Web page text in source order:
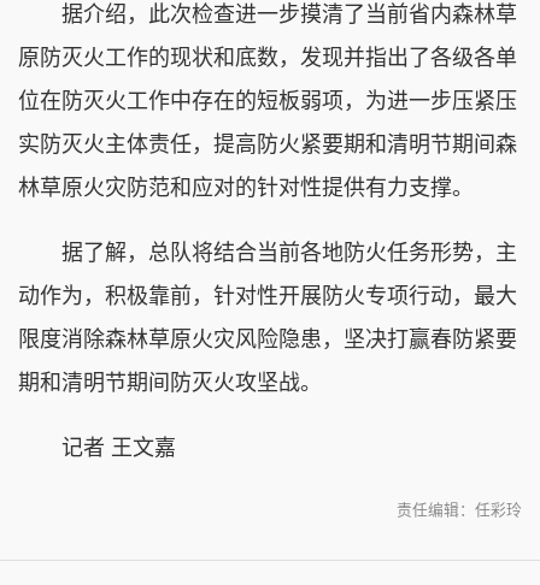
据介绍，此次检查进一步摸清了当前省内森林草
原防灭火工作的现状和底数，发现并指出了各级各单
位在防灭火工作中存在的短板弱项，为进一步压紧压
实防灭火主体责任，提高防火紧要期和清明节期间森
林草原火灾防范和应对的针对性提供有力支撑。
据了解，总队将结合当前各地防火任务形势，主
动作为，积极靠前，针对性开展防火专项行动，最大
限度消除森林草原火灾风险隐患，坚决打赢春防紧要
期和清明节期间防灭火攻坚战。
记者 王文嘉
责任编辑：任彩玲